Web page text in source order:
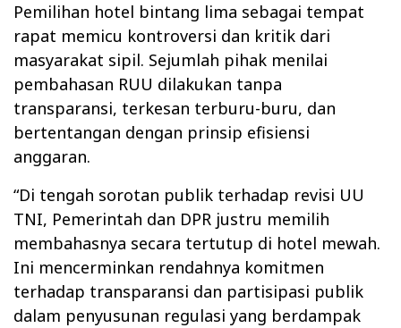
Pemilihan hotel bintang lima sebagai tempat
rapat memicu kontroversi dan kritik dari
masyarakat sipil. Sejumlah pihak menilai
pembahasan RUU dilakukan tanpa
transparansi, terkesan terburu-buru, dan
bertentangan dengan prinsip efisiensi
anggaran.
“Di tengah sorotan publik terhadap revisi UU
TNI, Pemerintah dan DPR justru memilih
membahasnya secara tertutup di hotel mewah.
Ini mencerminkan rendahnya komitmen
terhadap transparansi dan partisipasi publik
dalam penyusunan regulasi yang berdampak